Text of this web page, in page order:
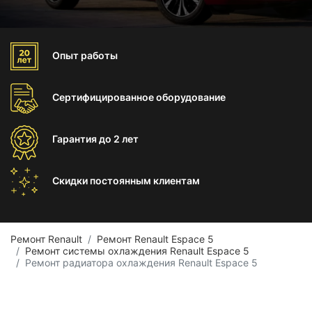
Опыт работы
Сертифицированноеоборудование
Гарантиядо 2 лет
Скидки постоянным клиентам
Ремонт Renault
Ремонт Renault Espace 5
Ремонт системы охлаждения Renault Espace 5
Ремонт радиатора охлаждения Renault Espace 5